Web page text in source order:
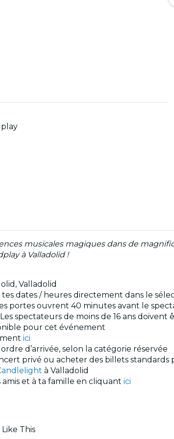
musicales magiques dans de
à Valladolid !
Valladolid
tes dates / heures directement dans le
portes ouvrent 40 minutes avant le
spectateurs de moins de 16 ans
pour cet événement
ici
d’arrivée, selon la catégorie réservée
privé ou acheter des billets
à Valladolid
et à ta famille en cliquant ici
This